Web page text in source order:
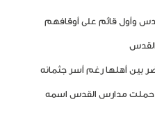
وأول قائم على أوقافهم
بين أهلها رغم أسر جثمانه
حملت مدارس القدس اسمه